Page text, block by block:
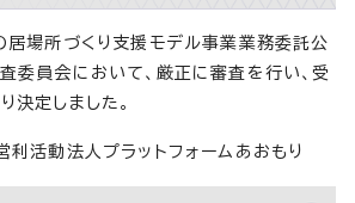
居場所づくり支援モデル事業業務委託公
委員会において、厳正に審査を行い、受
決定しました。
利活動法人プラットフォームあおもり